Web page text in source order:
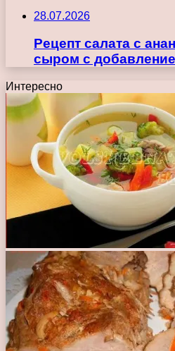
28.07.2026
Рецепт салата с
сыром с
Интересно